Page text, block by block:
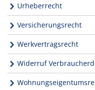
Urheberrecht
Versicherungsrecht
Werkvertragsrecht
Widerruf